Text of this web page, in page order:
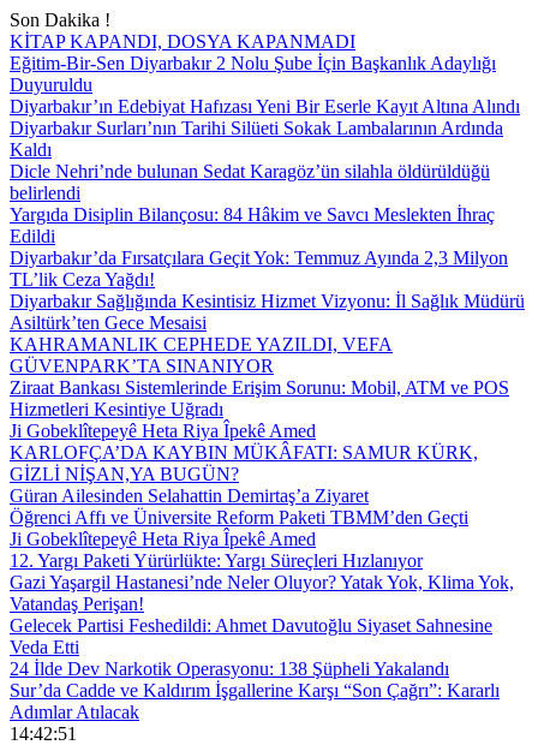
Son Dakika !
KİTAP KAPANDI, DOSYA KAPANMADI
Eğitim-Bir-Sen Diyarbakır 2 Nolu Şube İçin Başkanlık Adaylığı
Duyuruldu
Diyarbakır’ın Edebiyat Hafızası Yeni Bir Eserle Kayıt Altına Alındı
Diyarbakır Surları’nın Tarihi Silüeti Sokak Lambalarının Ardında
Kaldı
Dicle Nehri’nde bulunan Sedat Karagöz’ün silahla öldürüldüğü
belirlendi
Yargıda Disiplin Bilançosu: 84 Hâkim ve Savcı Meslekten İhraç
Edildi
Diyarbakır’da Fırsatçılara Geçit Yok: Temmuz Ayında 2,3 Milyon
TL’lik Ceza Yağdı!
Diyarbakır Sağlığında Kesintisiz Hizmet Vizyonu: İl Sağlık Müdürü
Asiltürk’ten Gece Mesaisi
KAHRAMANLIK CEPHEDE YAZILDI, VEFA
GÜVENPARK’TA SINANIYOR
Ziraat Bankası Sistemlerinde Erişim Sorunu: Mobil, ATM ve POS
Hizmetleri Kesintiye Uğradı
Ji Gobeklîtepeyê Heta Riya Îpekê Amed
KARLOFÇA’DA KAYBIN MÜKÂFATI: SAMUR KÜRK,
GİZLİ NİŞAN,YA BUGÜN?
Güran Ailesinden Selahattin Demirtaş’a Ziyaret
Öğrenci Affı ve Üniversite Reform Paketi TBMM’den Geçti
Ji Gobeklîtepeyê Heta Riya Îpekê Amed
12. Yargı Paketi Yürürlükte: Yargı Süreçleri Hızlanıyor
Gazi Yaşargil Hastanesi’nde Neler Oluyor? Yatak Yok, Klima Yok,
Vatandaş Perişan!
Gelecek Partisi Feshedildi: Ahmet Davutoğlu Siyaset Sahnesine
Veda Etti
24 İlde Dev Narkotik Operasyonu: 138 Şüpheli Yakalandı
Sur’da Cadde ve Kaldırım İşgallerine Karşı “Son Çağrı”: Kararlı
Adımlar Atılacak
14:42:52